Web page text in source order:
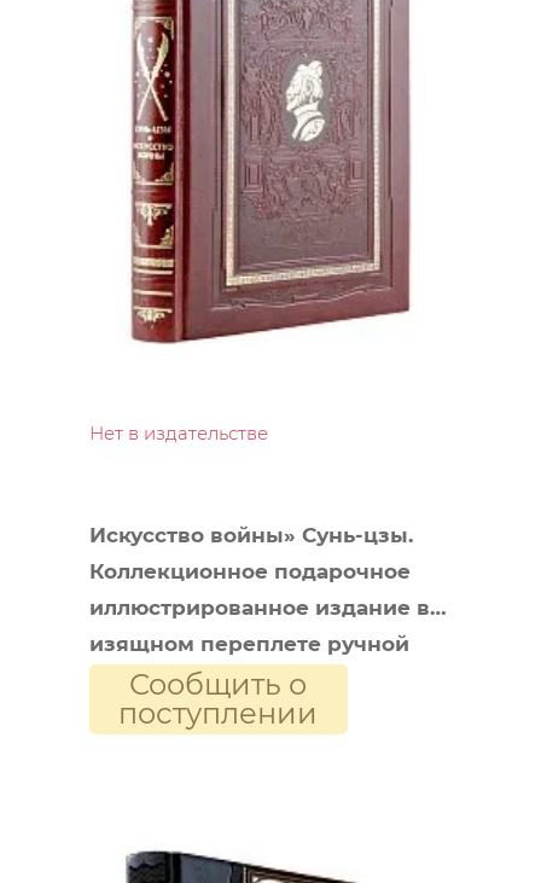
Нет в издательстве
Искусство войны» Сунь-цзы.
Коллекционное подарочное
иллюстрированное издание в
изящном переплете ручной
работы из натуральной кожи в
классическом стиле с
Сообщить о
поступлении